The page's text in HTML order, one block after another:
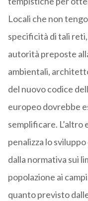
Locali che non
specificità di tali
autorità preposte
ambientali,
del nuovo codice
europeo dovrebbe
semplificare.
penalizza lo
dalla normativa sui
popolazione ai
quanto previsto